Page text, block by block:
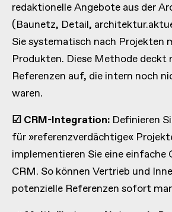
redaktionelle Angebote aus der
(Baunetz, Detail,
Sie systematisch nach Projekten
Produkten. Diese Methode deckt
Referenzen auf, die intern noch
waren.
☑ CRM-Integration: Definieren
für »referenzverdächtige«
implementieren Sie eine einfache
CRM. So können Vertrieb und
potenzielle Referenzen sofort